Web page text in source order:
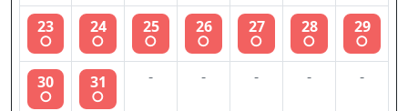
23
○
24
○
25
○
26
○
27
○
28
○
29
○
30
○
31
○
- - - - -